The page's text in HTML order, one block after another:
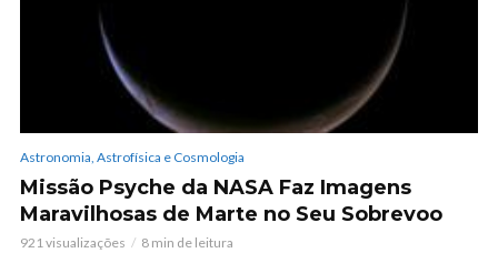
Astronomia, Astrofísica e Cosmologia
Missão Psyche da NASA Faz Imagens
Maravilhosas de Marte no Seu Sobrevoo
921 visualizações 8 min de leitura